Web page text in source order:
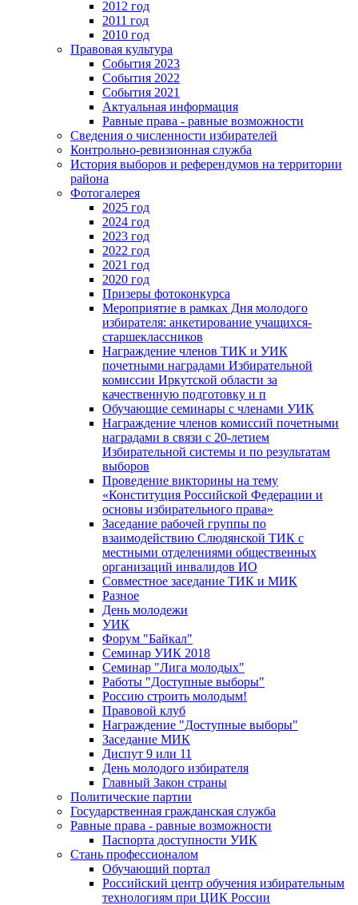
2012 год
2011 год
2010 год
Правовая культура
События 2023
События 2022
События 2021
Актуальная информация
Равные права - равные возможности
Сведения о численности избирателей
Контрольно-ревизионная служба
История выборов и референдумов на территории
района
Фотогалерея
2025 год
2024 год
2023 год
2022 год
2021 год
2020 год
Призеры фотоконкурса
Мероприятие в рамках Дня молодого
избирателя: анкетирование учащихся-
старшеклассников
Награждение членов ТИК и УИК
почетными наградами Избирательной
комиссии Иркутской области за
качественную подготовку и п
Обучающие семинары с членами УИК
Награждение членов комиссий почетными
наградами в связи с 20-летием
Избирательной системы и по результатам
выборов
Проведение викторины на тему
«Конституция Российской Федерации и
основы избирательного права»
Заседание рабочей группы по
взаимодействию Слюдянской ТИК с
местными отделениями общественных
организаций инвалидов ИО
Совместное заседание ТИК и МИК
Разное
День молодежи
УИК
Форум "Байкал"
Семинар УИК 2018
Семинар "Лига молодых"
Работы "Доступные выборы"
Россию строить молодым!
Правовой клуб
Награждение "Доступные выборы"
Заседание МИК
Диспут 9 или 11
День молодого избирателя
Главный Закон страны
Политические партии
Государственная гражданская служба
Равные права - равные возможности
Паспорта доступности УИК
Стань профессионалом
Обучающий портал
Российский центр обучения избирательным
технологиям при ЦИК России